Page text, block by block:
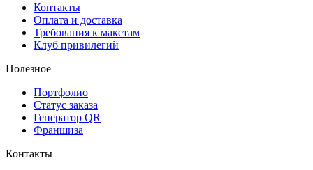
Контакты
Оплата и доставка
Требования к макетам
Клуб привилегий
Полезное
Портфолио
Статус заказа
Генератор QR
Франшиза
Контакты